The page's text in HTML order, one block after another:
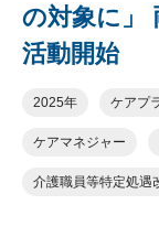
の対象に」
活動開始
2025年 ケアプ
ケアマネジャー
介護職員等特定処遇